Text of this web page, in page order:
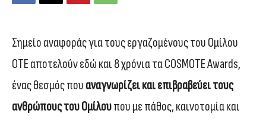
Σημείο αναφοράς για τους εργαζομένους του Ομίλου
ΟΤΕ αποτελούν εδώ και 8 χρόνια τα COSMOTE Awards,
ένας θεσμός που αναγνωρίζει και επιβραβεύει τους
ανθρώπους του Ομίλουπου με πάθος, καινοτομία και